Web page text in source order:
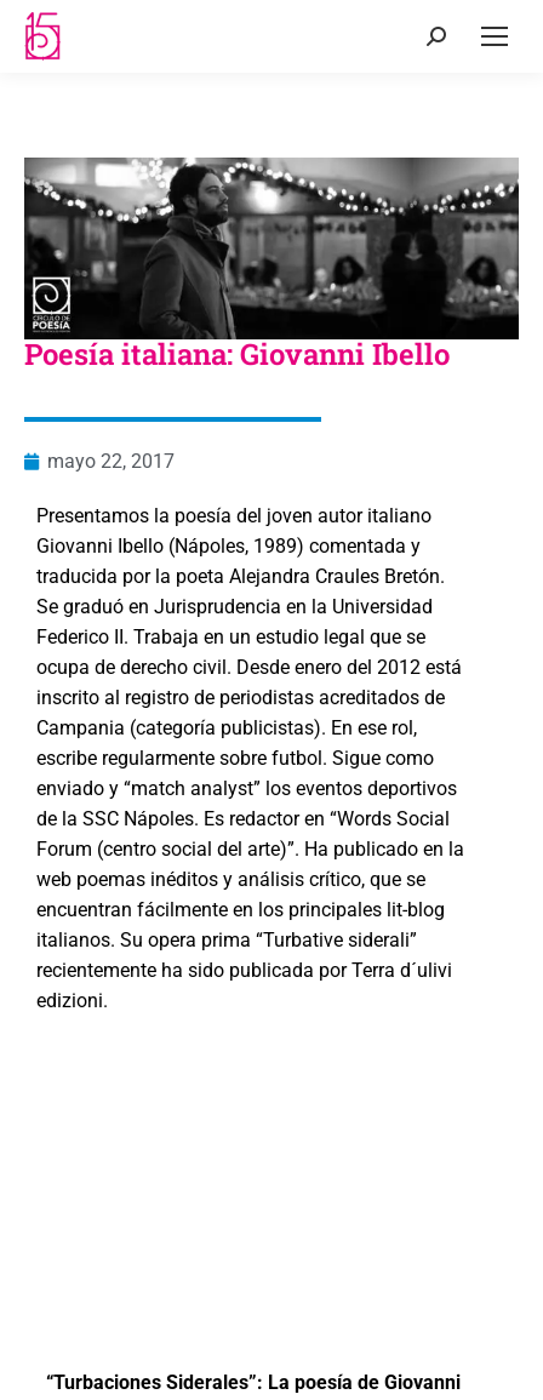
Poesía italiana: Giovanni Ibello
mayo 22, 2017
Presentamos la poesía del joven autor italiano
Giovanni Ibello (Nápoles, 1989) comentada y
traducida por la poeta Alejandra Craules Bretón.
Se graduó en Jurisprudencia en la Universidad
Federico II. Trabaja en un estudio legal que se
ocupa de derecho civil. Desde enero del 2012 está
inscrito al registro de periodistas acreditados de
Campania (categoría publicistas). En ese rol,
escribe regularmente sobre futbol. Sigue como
enviado y “match analyst” los eventos deportivos
de la SSC Nápoles. Es redactor en “Words Social
Forum (centro social del arte)”. Ha publicado en la
web poemas inéditos y análisis crítico, que se
encuentran fácilmente en los principales lit-blog
italianos. Su opera prima “Turbative siderali”
recientemente ha sido publicada por Terra d´ulivi
edizioni.
“Turbaciones Siderales”: La poesía de Giovanni